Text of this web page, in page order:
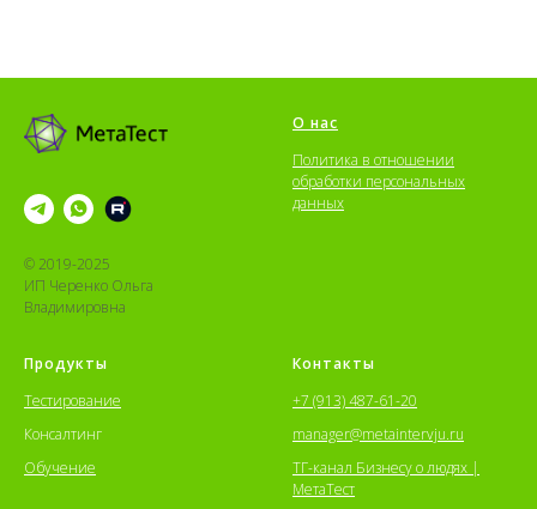
© 2019-2025
ИП Черенко Ольга
Владимировна
О нас
Политика в отношении
обработки персональных
данных
Продукты
Тестирование
Консалтинг
Обучение
Контакты
+7 (913) 487-61-20
manager@metaintervju.ru
ТГ-канал Бизнесу о людях |
МетаТест